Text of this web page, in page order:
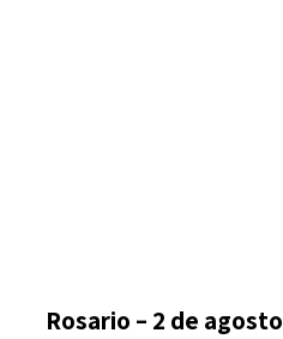
Rosario – 2 de agosto